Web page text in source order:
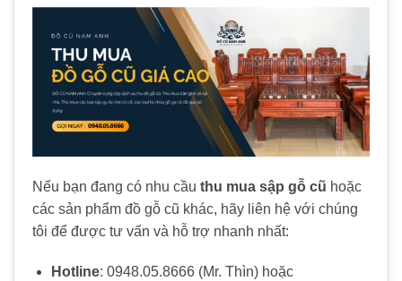
Nếu bạn đang có nhu cầu thu mua sập gỗ cũ hoặc
các sản phẩm đồ gỗ cũ khác, hãy liên hệ với chúng
tôi để được tư vấn và hỗ trợ nhanh nhất:
Hotline: 0948.05.8666 (Mr. Thìn) hoặc